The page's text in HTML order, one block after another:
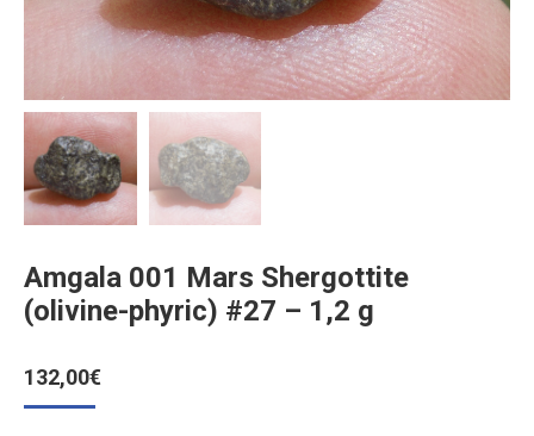
Amgala 001 Mars Shergottite
(olivine-phyric) #27 – 1,2 g
132,00€